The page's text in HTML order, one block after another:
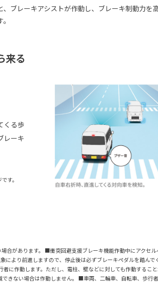
ブレーキアシストが作動し、ブレーキ制動力を
来る
くる歩
レーキ
す。
があります。 ■衝突回避支援ブレーキ機能作動中にアクセ
より前進しますので、停止後は必ずブレーキペダルを踏ん
に作動します。ただし、電柱、壁などに対しても作動するこ
きない場合は作動しません。 ■車両、二輪車、自転車、歩